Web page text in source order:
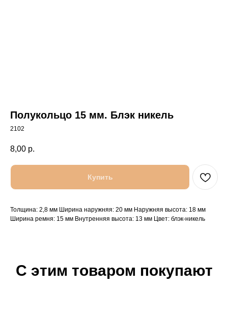
Полукольцо 15 мм. Блэк никель
2102
8,00 р.
Купить
Толщина: 2,8 мм Ширина наружняя: 20 мм Наружняя высота: 18 мм
Ширина ремня: 15 мм Внутренняя высота: 13 мм Цвет: блэк-никель
С этим товаром покупают